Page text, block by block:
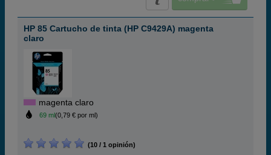
HP 85 Cartucho de tinta (HP C9429A) magenta
claro
magenta claro
69 ml(0,79 € por ml)
(10 / 1 opinión)